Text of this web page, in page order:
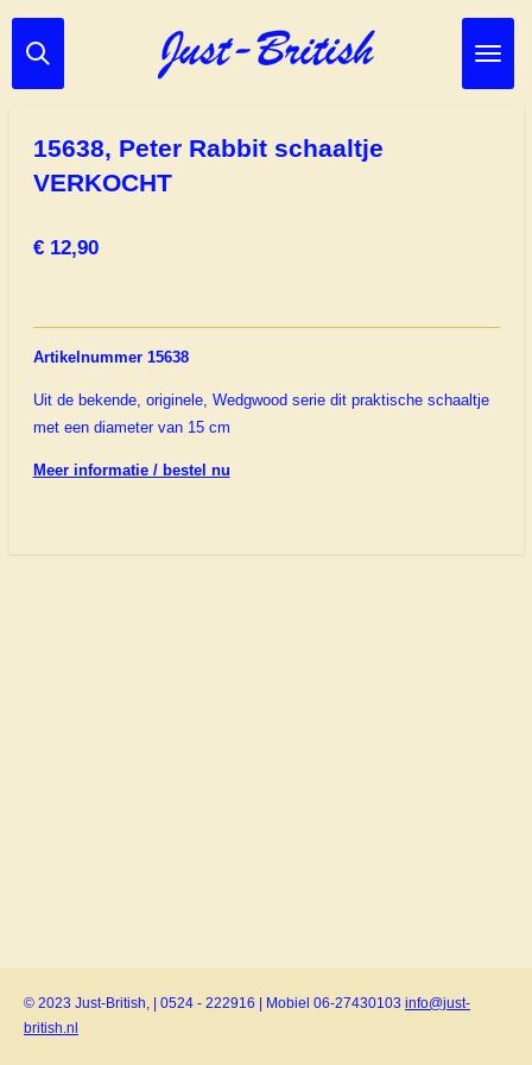
Ga
direct
15638, Peter Rabbit schaaltje
VERKOCHT
€ 12,90
Artikelnummer 15638
Uit de bekende, originele, Wedgwood serie dit praktische schaaltje
met een diameter van 15 cm
Meer informatie / bestel nu
© 2023 Just-British, | 0524 - 222916 | Mobiel 06-27430103 info@just-
british.nl